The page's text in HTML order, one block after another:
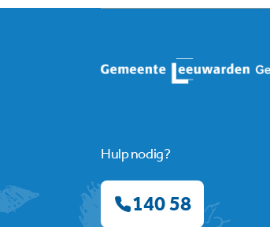
Hulp nodig?
140 58